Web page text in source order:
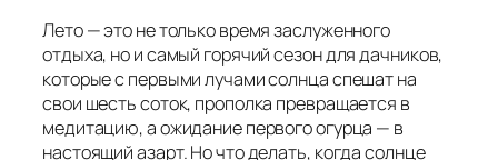
Лето — это не только время заслуженного
отдыха, но и самый горячий сезон для дачников,
которые с первыми лучами солнца спешат на
свои шесть соток, прополка превращается в
медитацию, а ожидание первого огурца — в
настоящий азарт. Но что делать, когда солнце